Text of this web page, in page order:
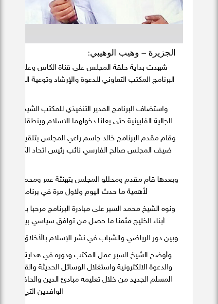
الجزيرة – وهيب الوهيبي:
شهدت بداية حلقة المجلس على قناة الكاس وعلى
البرنامج المكتب التعاوني للدعوة والإرشاد وتوعية
واستضاف البرنامج المدير التنفيذي للمكتب الشيخ
الجالية الفلبينية حتى يعلنا دخولهما الاسلام وينطقا
وقام مقدم البرنامج خالد جاسم راعي المجلس بتلقين
ضيف المجلس صالح الفارسي نائب رئيس اتحاد الكرة
وبعدها قام مقدم ومحللو المجلس بتهنئة عمر ومحمد على
لأهمية ما حدث اليوم ولاول مرة في برنامج
ونوه الشيخ محمد السبر على مبادرة البرنامج مرحبا
أبناء الخليج مثمنا ما حصل من توافق سياسي بين قادة
وبين دور الرياضي والشباب في نشر الإسلام بالأخلاق
وأوضح الشيخ السبر عمل المكتب ودوره في هداية
والدعوة الالكترونية واستغلال الوسائل الحديثة والقنوات
المسلم الجديد من خلال تعليمه مبادئ الدين والحاقه
الوافدين التي يشرف